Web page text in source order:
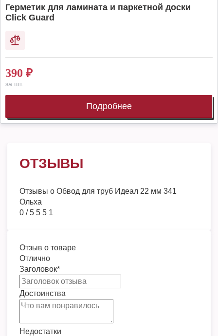
Герметик для ламината и паркетной доски
Click Guard
390 ₽
за шт.
Подробнее
ОТЗЫВЫ
Отзывы о Обвод для труб Идеал 22 мм 341
Ольха
0 /5 5 5 1
Отзыв о товаре
Отлично
Заголовок*
Достоинства
Недостатки